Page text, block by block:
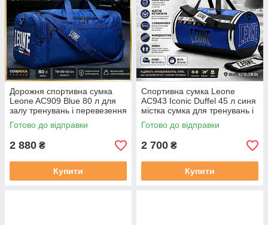
Дорожня спортивна сумка
Leone AC909 Blue 80 л для
залу тренувань і перевезення
форми
Готово до відправки
2 880 ₴
Купити
Спортивна сумка Leone
AC943 Iconic Duffel 45 л синя
містка сумка для тренувань і
залу
Готово до відправки
2 700 ₴
Купити